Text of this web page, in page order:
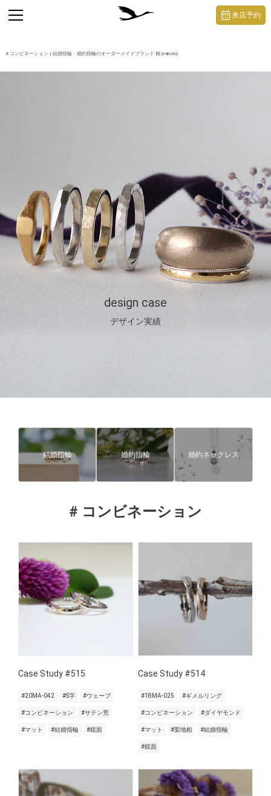
# コンビネーション| 結婚指輪・婚約指輪のオーダーメイドブランド 鶴 (mikoto)
design case
デザイン実績
toggle
navigation
来店予約
結婚指輪 婚約指輪 婚約ネックレス
# コンビネーション
Case Study #515
#20MA-042 #S字 #ウェーブ
#コンビネーション #サテン荒
#マット #結婚指輪 #鏡面
Case Study #514
#18MA-025 #ギメルリング
#コンビネーション #ダイヤモンド
#マット #梨地粗 #結婚指輪
#鏡面